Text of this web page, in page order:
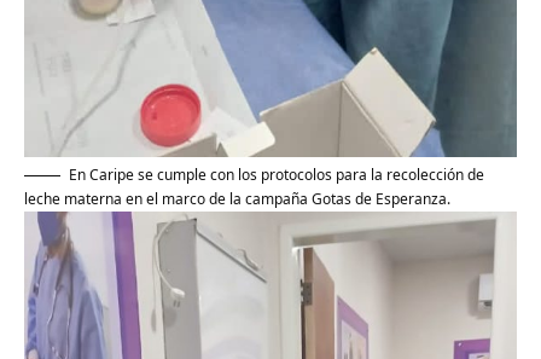
‎En Caripe se cumple con los protocolos para la recolección de
leche materna en el marco de la campaña Gotas de Esperanza.